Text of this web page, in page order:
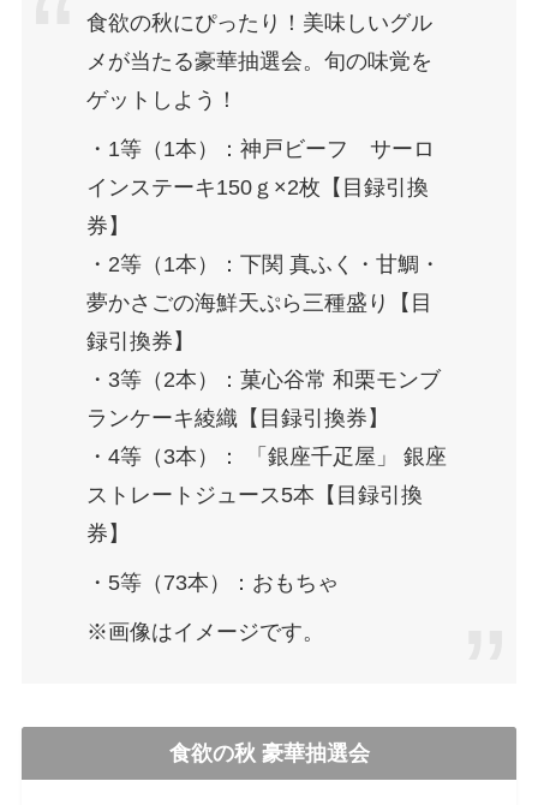
食欲の秋にぴったり！美味しいグル
メが当たる豪華抽選会。旬の味覚を
ゲットしよう！
・1等（1本）：神戸ビーフ サーロ
インステーキ150ｇ×2枚【目録引換
券】
・2等（1本）：下関 真ふく・甘鯛・
夢かさごの海鮮天ぷら三種盛り【目
録引換券】
・3等（2本）：菓心谷常 和栗モンブ
ランケーキ綾織【目録引換券】
・4等（3本）： 「銀座千疋屋」 銀座
ストレートジュース5本【目録引換
券】
・5等（73本）：おもちゃ
※画像はイメージです。
食欲の秋 豪華抽選会